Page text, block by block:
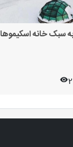
سبک خانه اسکیموها
2